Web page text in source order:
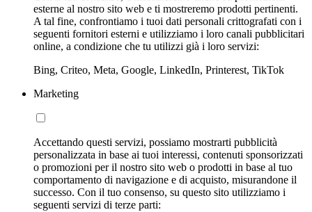
esterne al nostro sito web e ti mostreremo prodotti pertinenti.
A tal fine, confrontiamo i tuoi dati personali crittografati con i
seguenti fornitori esterni e utilizziamo i loro canali pubblicitari
online, a condizione che tu utilizzi già i loro servizi:
Bing, Criteo, Meta, Google, LinkedIn, Printerest, TikTok
Marketing
Accettando questi servizi, possiamo mostrarti pubblicità
personalizzata in base ai tuoi interessi, contenuti sponsorizzati
o promozioni per il nostro sito web o prodotti in base al tuo
comportamento di navigazione e di acquisto, misurandone il
successo. Con il tuo consenso, su questo sito utilizziamo i
seguenti servizi di terze parti: